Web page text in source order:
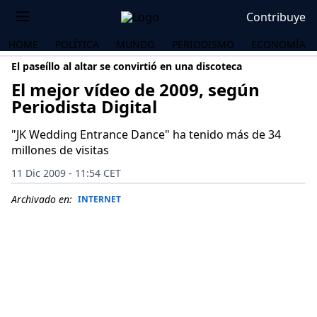
Contribuye
HOME POLÍTICA MUNDO PERIODISMO
ECONOMÍA
El paseíllo al altar se convirtió en una discoteca
El mejor vídeo de 2009, según
Periodista Digital
"JK Wedding Entrance Dance" ha tenido más de 34
millones de visitas
11 Dic 2009 - 11:54 CET
Archivado en: INTERNET